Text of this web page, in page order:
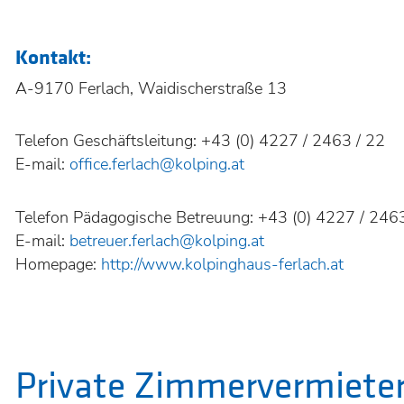
Kontakt:
A-9170 Ferlach, Waidischerstraße 13
Telefon Geschäftsleitung: +43 (0) 4227 / 2463 / 22
E-mail: office.ferlach@kolping.at
Telefon Pädagogische Betreuung: +43 (0) 4227 /
E-mail: betreuer.ferlach@kolping.at
Homepage: http://www.kolpinghaus-ferlach.at
Private